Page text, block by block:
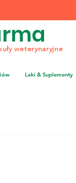
weterynaryjne
Leki & Suplementy